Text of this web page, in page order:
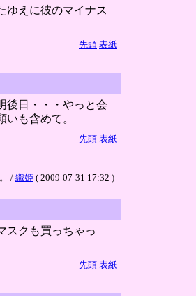
ゆえに彼のマイナス
先頭 表紙
後日・・・やっと会
も含めて。
先頭 表紙
/織姫 ( 2009-07-31 17:32 )
スクも買っちゃっ
先頭 表紙